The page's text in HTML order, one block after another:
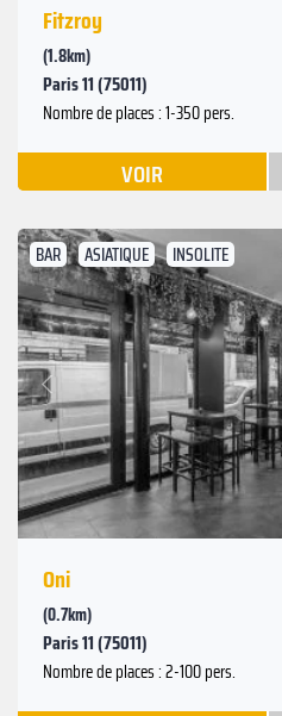
Fitzroy
(1.8km)
Paris 11 (75011)
Nombre de places : 1-350 pers.
VOIR
BAR ASIATIQUE INSOLITE
Précédent
Oni
(0.7km)
Paris 11 (75011)
Nombre de places : 2-100 pers.